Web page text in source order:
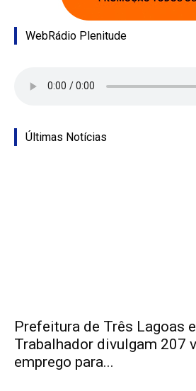
WebRádio Plenitude
Últimas Notícias
Prefeitura de Três Lagoas
Trabalhador divulgam 207
emprego para...